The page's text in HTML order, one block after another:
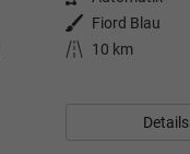
Außenfarbe Fiord Blau
Kilometerstand
10 km
Details